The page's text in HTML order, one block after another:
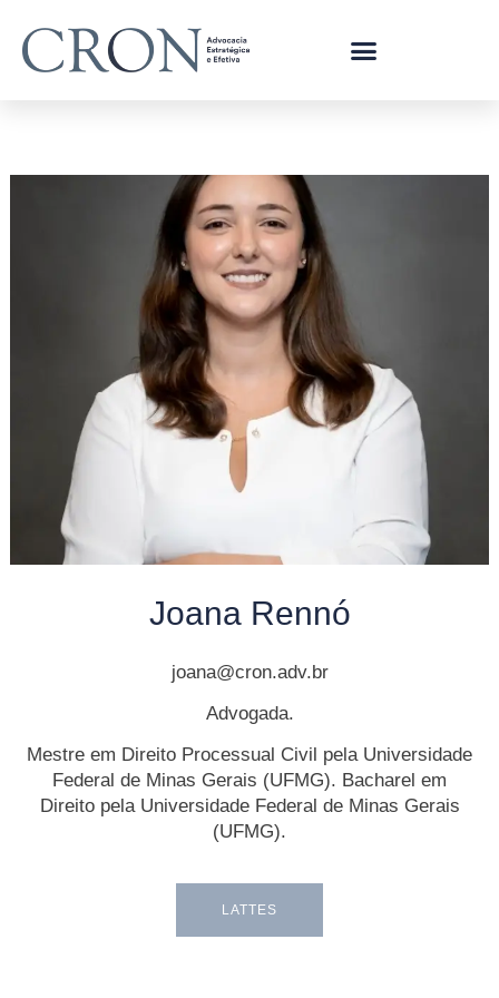
Joana Rennó
joana@cron.adv.br
Advogada.
Mestre em Direito Processual Civil pela Universidade
Federal de Minas Gerais (UFMG). Bacharel em
Direito pela Universidade Federal de Minas Gerais
(UFMG).
LATTES